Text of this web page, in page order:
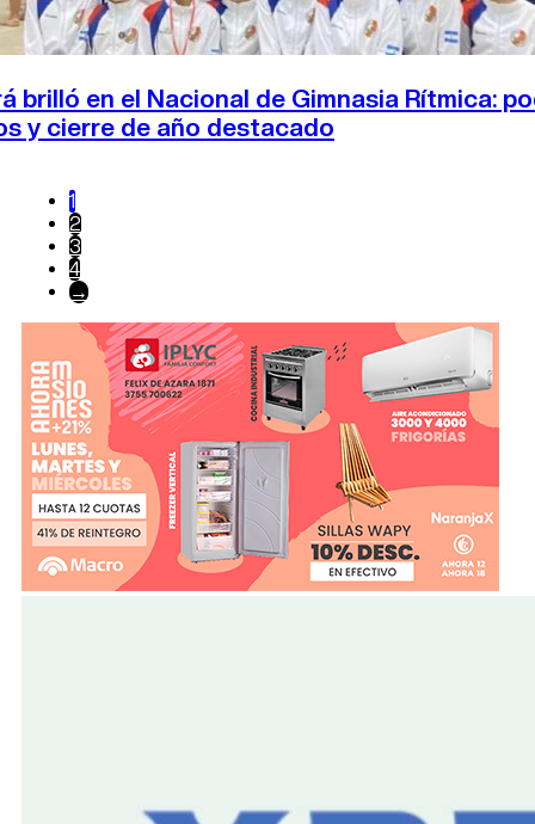
brilló en el Nacional de Gimnasia Rítmica:
y cierre de año destacado
1
2
3
4
→